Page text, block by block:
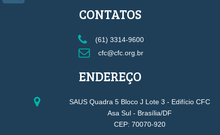
CONTATOS
(61) 3314-9600
cfc@cfc.org.br
ENDEREÇO
SAUS Quadra 5 Bloco J Lote 3 - Edifício CFC
Asa Sul - Brasília/DF
CEP: 70070-920